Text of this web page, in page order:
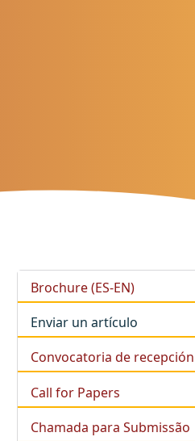
Brochure (ES-EN)
Enviar un artículo
Convocatoria de
Call for Papers
Chamada para Submissão